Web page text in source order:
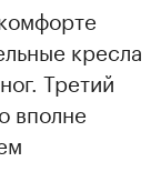
кресла
Третий
вполне